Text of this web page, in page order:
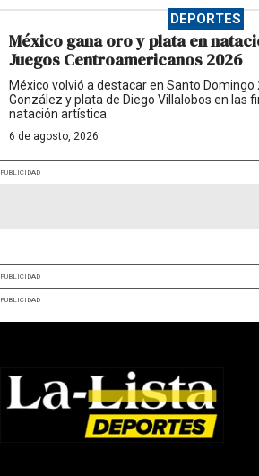
DEPORTES
México gana oro y plata en
Juegos Centroamericanos 2026
México volvió a destacar en Santo
González y plata de Diego Villalobos en las
natación artística.
6 de agosto, 2026
PUBLICIDAD
PUBLICIDAD
PUBLICIDAD